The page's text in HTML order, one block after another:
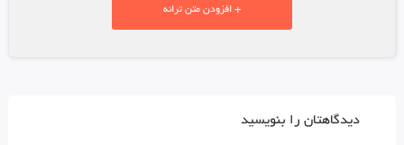
+ افزودن متن ترانه
دیدگاهتان را بنویسید